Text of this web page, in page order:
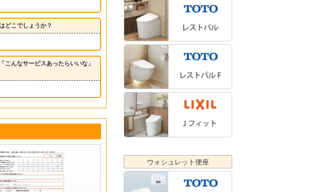
どこでしょうか？
んなサービスあったらいいな」
ウォシュレット便座